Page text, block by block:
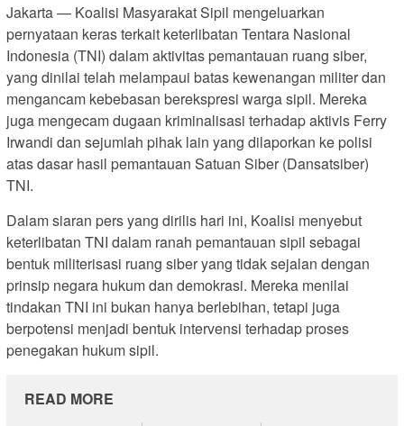
Jakarta — Koalisi Masyarakat Sipil mengeluarkan
pernyataan keras terkait keterlibatan Tentara Nasional
Indonesia (TNI) dalam aktivitas pemantauan ruang siber,
yang dinilai telah melampaui batas kewenangan militer dan
mengancam kebebasan berekspresi warga sipil. Mereka
juga mengecam dugaan kriminalisasi terhadap aktivis Ferry
Irwandi dan sejumlah pihak lain yang dilaporkan ke polisi
atas dasar hasil pemantauan Satuan Siber (Dansatsiber)
TNI.
Dalam siaran pers yang dirilis hari ini, Koalisi menyebut
keterlibatan TNI dalam ranah pemantauan sipil sebagai
bentuk militerisasi ruang siber yang tidak sejalan dengan
prinsip negara hukum dan demokrasi. Mereka menilai
tindakan TNI ini bukan hanya berlebihan, tetapi juga
berpotensi menjadi bentuk intervensi terhadap proses
penegakan hukum sipil.
READ MORE